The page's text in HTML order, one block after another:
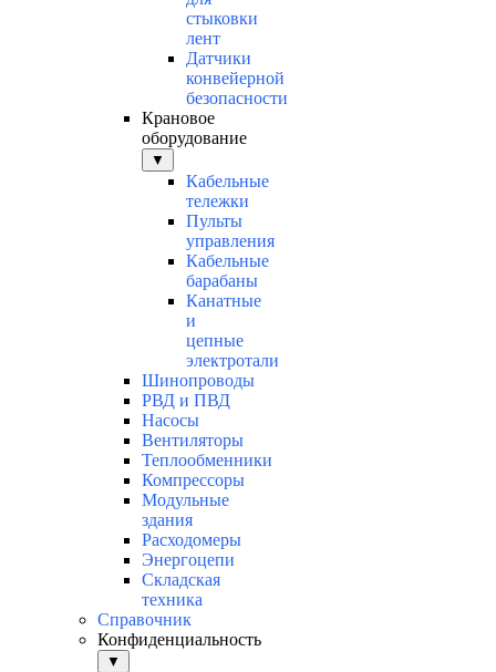
стыковки
лент
Датчики
конвейерной
безопасности
Крановое
оборудование
▼
Кабельные
тележки
Пульты
управления
Кабельные
барабаны
Канатные
и
цепные
электротали
Шинопроводы
РВД и ПВД
Насосы
Вентиляторы
Теплообменники
Компрессоры
Модульные
здания
Расходомеры
Энергоцепи
Складская
техника
Справочник
Конфиденциальность
▼